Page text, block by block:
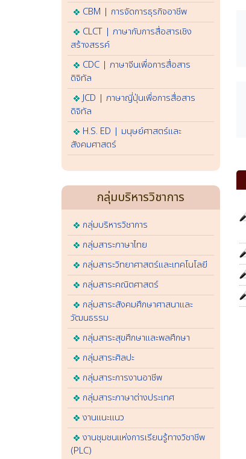
CBM | การจัดการธุรกิจอาชีพ
CLCT | ภาษากับการสื่อสารเชิง
สร้างสรรค์
CDC | ภาษาจีนเพื่อการสื่อสาร
ดิจิทัล
JCD | ภาษาญี่ปุ่นเพื่อการสื่อสาร
ดิจิทัล
H.S. ED | มนุษย์ศาสตร์และ
สังคมศาสตร์
กลุ่มบริหารวิชาการ
กลุ่มบริหารวิชาการ
กลุ่มสาระภาษาไทย
กลุ่มสาระวิทยาศาสตร์และเทคโนโลยี
กลุ่มสาระคณิตศาสตร์
กลุ่มสาระสังคมศึกษาศาสนาและ
วัฒนธรรม
กลุ่มสาระสุขศึกษาและพลศึกษา
กลุ่มสาระศิลปะ
กลุ่มสาระการงานอาชีพ
กลุ่มสาระภาษาต่างประเทศ
งานแนะแนว
งานชุมชนแห่งการเรียนรู้ทางวิชาชีพ
(PLC)